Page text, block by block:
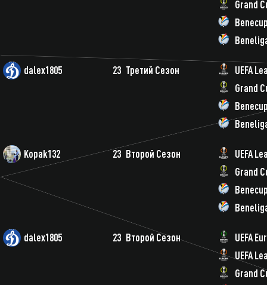
Grand
dalex1805 23 Третий Сезон
UEFA
Grand
Kopak132 23 Второй Сезон
UEFA
Grand
dalex1805 23 Второй Сезон
UEFA
UEFA
Grand